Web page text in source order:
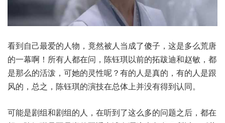
看到自己最爱的人物，竟然被人当成了傻子，这是多么荒唐
的一幕啊！所有人都在问，陈钰琪以前的拓跋迪和赵敏，都
是那么的活泼，可她的灵性呢？有的人是真的，有的人是跟
风的，总之，陈钰琪的演技在总体上并没有得到认同。
可能是剧组和剧组的人，在听到了这么多的问题之后，都在